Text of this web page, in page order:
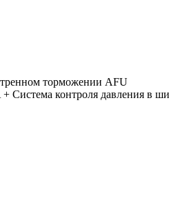
торможении AFU
Система контроля давления в